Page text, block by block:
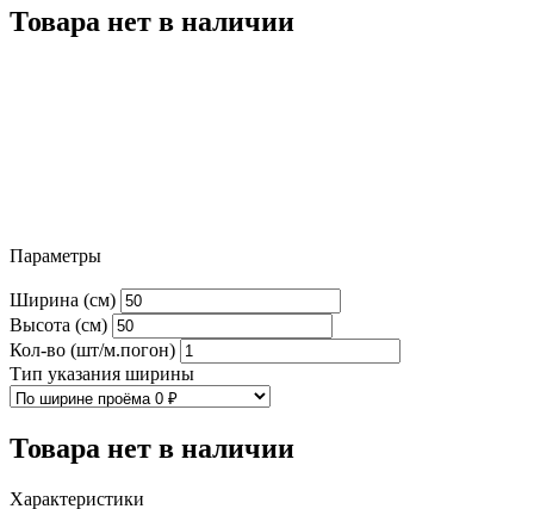
Товара нет в наличии
Параметры
Ширина (см)
Высота (см)
Кол-во (шт/м.погон)
Тип указания ширины
Товара нет в наличии
Характеристики